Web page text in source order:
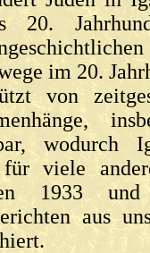
20.
im 20.
von
wodurch
für viele
1933
aus